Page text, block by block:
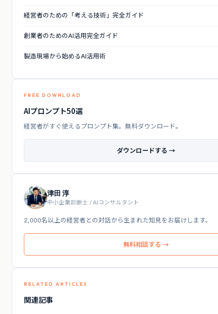
経営者のための「考える技術」完全ガイド
創業者のためのAI活用完全ガイド
製造現場から始めるAI活用術
FREE DOWNLOAD
AIプロンプト50選
経営者がすぐ使えるプロンプト集。無料ダウンロード。
ダウンロードする →
津田 淳
中小企業診断士 / AIコンサルタント
2,000名以上の経営者との対話から生まれた知見をお届けします。
無料相談する →
RELATED ARTICLES
関連記事